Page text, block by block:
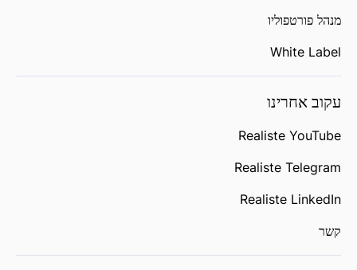
מנהל פורטפוליו
White Label
עקוב אחרינו
Realiste YouTube
Realiste Telegram
Realiste LinkedIn
קשר